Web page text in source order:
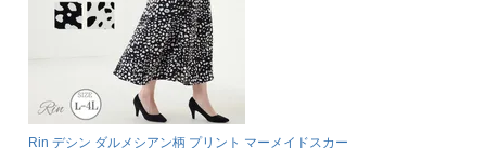
Rin デシン ダルメシアン柄 プリント マーメイドスカー